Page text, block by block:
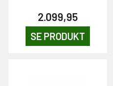
2.099,95
SE PRODUKT